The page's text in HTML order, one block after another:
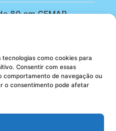
como cookies para
Consentir com essas
comportamento de navegação ou
o consentimento pode afetar
80 cm GEMAR
era:
4.90€.
é:
3.80€.
de 13 cm GEMAR -
pink
O
era:
4.20€O
é: